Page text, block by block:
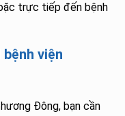
trực tiếp đến bệnh
viện
Đông, bạn cần